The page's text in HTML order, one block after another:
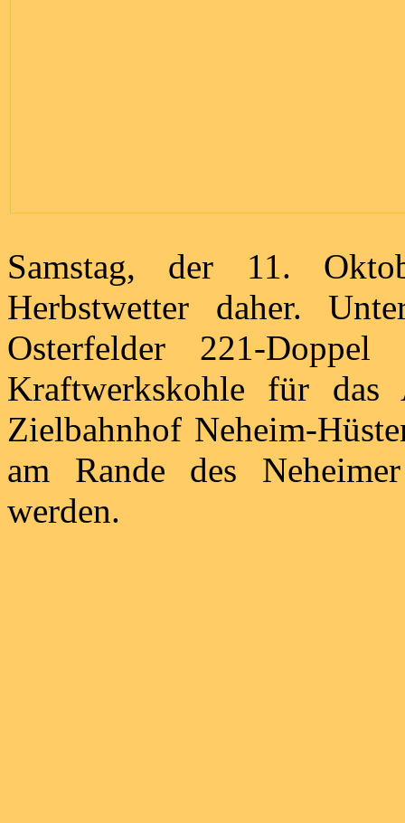
Samstag, der 11.
Herbstwetter daher.
Osterfelder 221-
Kraftwerkskohle für das
Zielbahnhof Neheim-
am Rande des
werden.